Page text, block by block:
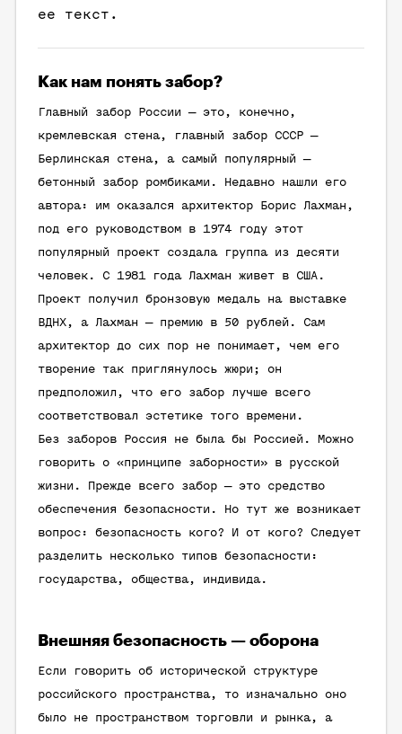
ее текст.
Как нам понять забор?
Главный забор России — это, конечно,
кремлевская стена, главный забор СССР —
Берлинская стена, а самый популярный —
бетонный забор ромбиками. Недавно нашли его
автора: им оказался архитектор Борис Лахман,
под его руководством в 1974 году этот
популярный проект создала группа из десяти
человек. С 1981 года Лахман живет в США.
Проект получил бронзовую медаль на выставке
ВДНХ, а Лахман — премию в 50 рублей. Сам
архитектор до сих пор не понимает, чем его
творение так приглянулось жюри; он
предположил, что его забор лучше всего
соответствовал эстетике того времени.
Без заборов Россия не была бы Россией. Можно
говорить о «принципе заборности» в русской
жизни. Прежде всего забор — это средство
обеспечения безопасности. Но тут же возникает
вопрос: безопасность кого? И от кого? Следует
разделить несколько типов безопасности:
государства, общества, индивида.
Внешняя безопасность — оборона
Если говорить об исторической структуре
российского пространства, то изначально оно
было не пространством торговли и рынка, а